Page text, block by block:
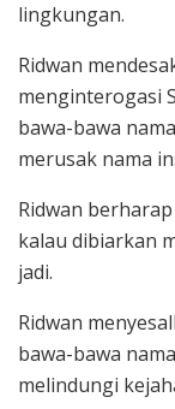
lingkungan.
Ridwan
menginterogasi
bawa-bawa
merusak nama
Ridwan
kalau dibiarkan
jadi.
Ridwan
bawa-bawa
melindungi